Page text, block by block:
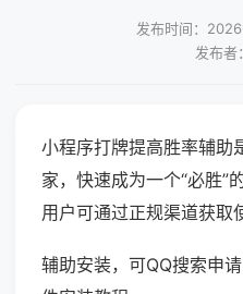
发布时间：
发布者
小程序打牌提高胜率辅助
家，快速成为一个“必胜”
用户可通过正规渠道获取
辅助安装，可QQ搜索申